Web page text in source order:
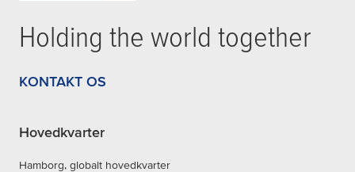
Holding the world together
KONTAKT OS
Hovedkvarter
Hamborg, globalt hovedkvarter